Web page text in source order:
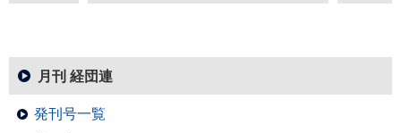
月刊 経団連
発刊号一覧